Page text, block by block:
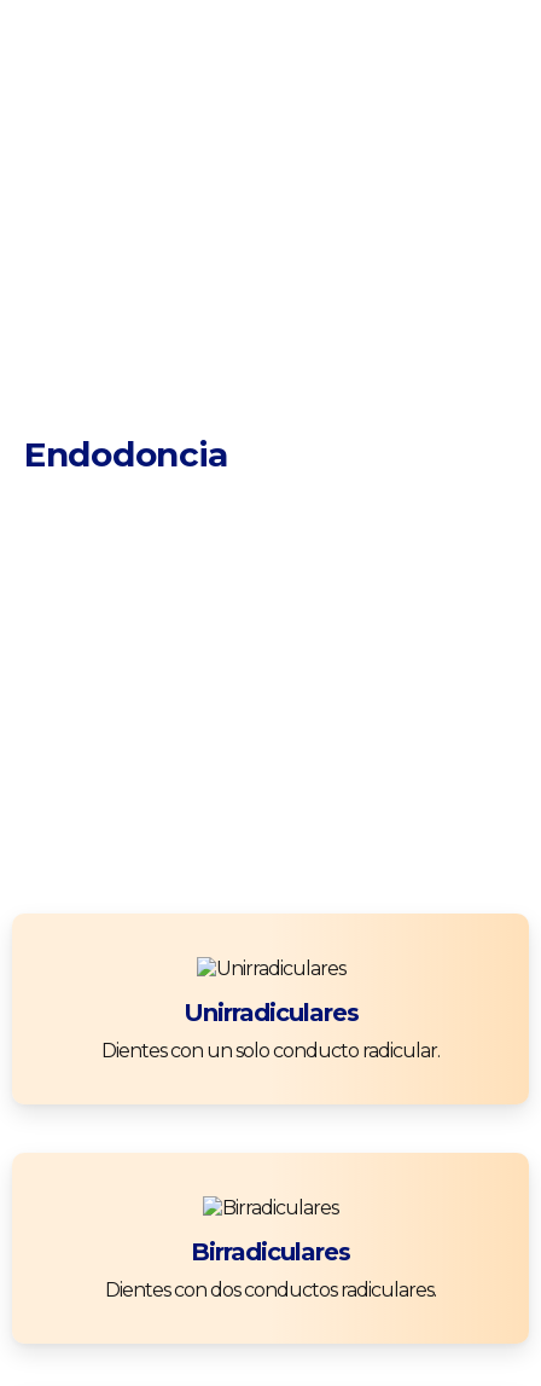
Endodoncia
Unirradiculares
Dientes con un solo conducto radicular.
Birradiculares
Dientes con dos conductos radiculares.